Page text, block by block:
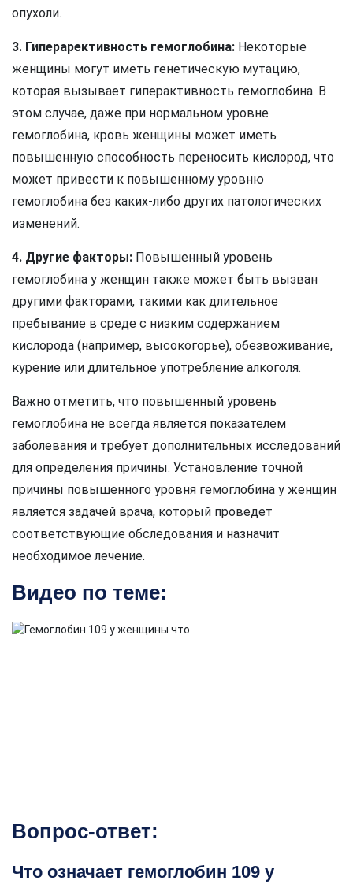
опухоли.
3. Гиперарективность гемоглобина: Некоторые
женщины могут иметь генетическую мутацию,
которая вызывает гиперактивность гемоглобина. В
этом случае, даже при нормальном уровне
гемоглобина, кровь женщины может иметь
повышенную способность переносить кислород, что
может привести к повышенному уровню
гемоглобина без каких-либо других патологических
изменений.
4. Другие факторы: Повышенный уровень
гемоглобина у женщин также может быть вызван
другими факторами, такими как длительное
пребывание в среде с низким содержанием
кислорода (например, высокогорье), обезвоживание,
курение или длительное употребление алкоголя.
Важно отметить, что повышенный уровень
гемоглобина не всегда является показателем
заболевания и требует дополнительных исследований
для определения причины. Установление точной
причины повышенного уровня гемоглобина у женщин
является задачей врача, который проведет
соответствующие обследования и назначит
необходимое лечение.
Видео по теме:
Вопрос-ответ:
Что означает гемоглобин 109 у